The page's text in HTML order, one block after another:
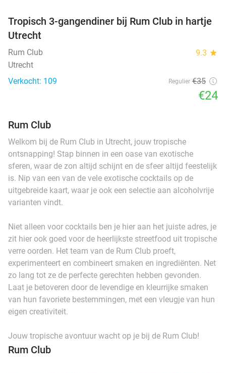
Tropisch 3-gangendiner bij Rum Club in hartje
Utrecht
Rum Club 9.3 star
Utrecht
Verkocht: 109
Regulier €35
€24
Rum Club
Welkom bij de Rum Club in Utrecht, jouw tropische
ontsnapping! Stap binnen in een oase van exotische
sferen, waar de zon altijd schijnt en de sfeer altijd feestelijk
is. Nip van een van de vele exotische cocktails op de
uitgebreide kaart, waar je ook een selectie aan alcoholvrije
varianten vindt.
Niet alleen voor cocktails ben je hier aan het juiste adres, je
zit hier ook goed voor de heerlijkste streetfood uit tropische
verre oorden. Het team van de Rum Club proeft,
experimenteert en combineert smaken en ingrediënten. Net
zo lang tot ze de perfecte gerechten hebben gevonden.
Laat je betoveren door de levendige en kleurrijke smaken
van hun favoriete bestemmingen, met een vleugje van hun
eigen creativiteit.
Jouw tropische avontuur wacht op je bij de Rum Club!
Rum Club